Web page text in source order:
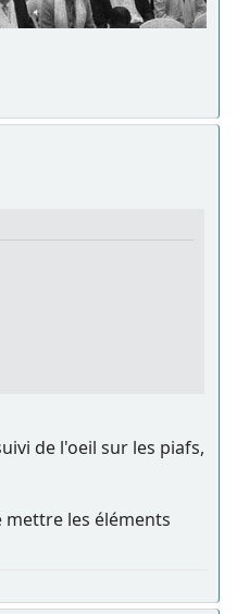
de l'oeil sur les piafs,
les éléments